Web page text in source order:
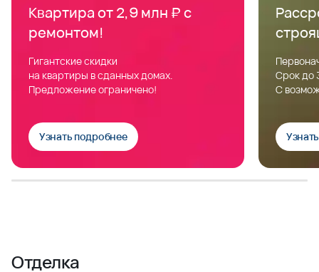
Квартира от 2,9 млн ₽ с
ремонтом!
Гигантские скидки
на квартиры в сданных домах.
Предложение ограничено!
Узнать подробнее
Срок до
С
Отделка